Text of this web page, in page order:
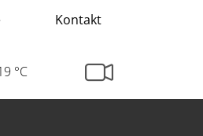
Kontakt
°C